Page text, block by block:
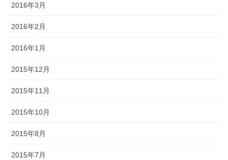
2016年3月
2016年2月
2016年1月
2015年12月
2015年11月
2015年10月
2015年8月
2015年7月